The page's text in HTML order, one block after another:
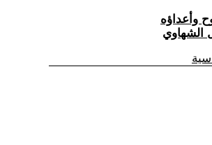
الشهاوي